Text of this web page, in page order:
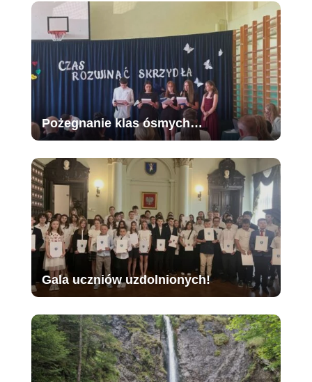
Pożegnanie klas ósmych…
Gala uczniów uzdolnionych!